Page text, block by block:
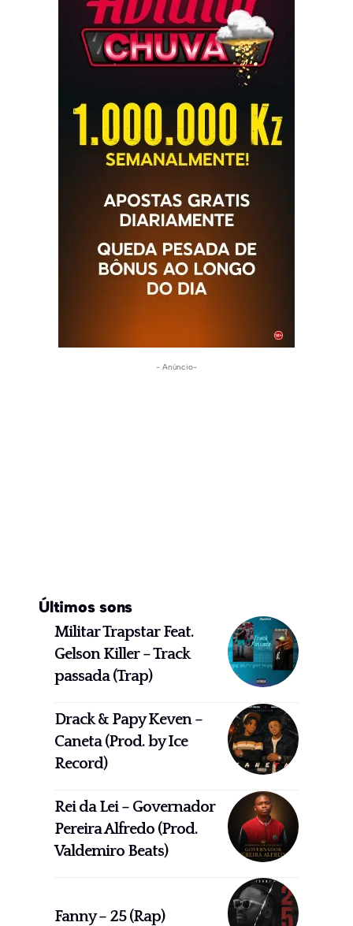
- Anúncio-
Últimos sons
Militar Trapstar Feat.
Gelson Killer – Track
passada (Trap)
Drack & Papy Keven –
Caneta (Prod. by Ice
Record)
Rei da Lei – Governador
Pereira Alfredo (Prod.
Valdemiro Beats)
Fanny – 25 (Rap)